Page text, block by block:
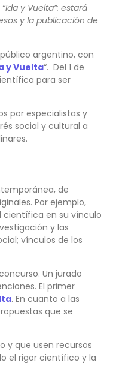
y Vuelta”: estará
y la publicación de
argentino, con
y Vuelta“. Del 1 de
para ser
por especialistas y
social y cultural a
de
Por ejemplo,
científica en su vínculo
y las
vínculos de los
Un jurado
El primer
. En cuanto a las
que se
y que usen recursos
el rigor científico y la